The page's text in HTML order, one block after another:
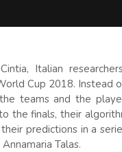
Italian
Cup 2018. Instead
teams and the
the finals, their
predictions in a
Talas.